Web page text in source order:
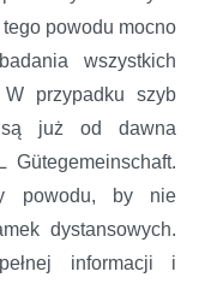
powodu mocno
wszystkich
przypadku szyb
są już od dawna
Gütegemeinschaft.
powodu, by nie
dystansowych.
informacji i